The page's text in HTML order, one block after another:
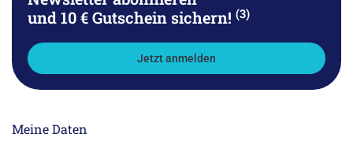
und 10 € Gutschein sichern! (3)
Jetzt anmelden
Meine Daten